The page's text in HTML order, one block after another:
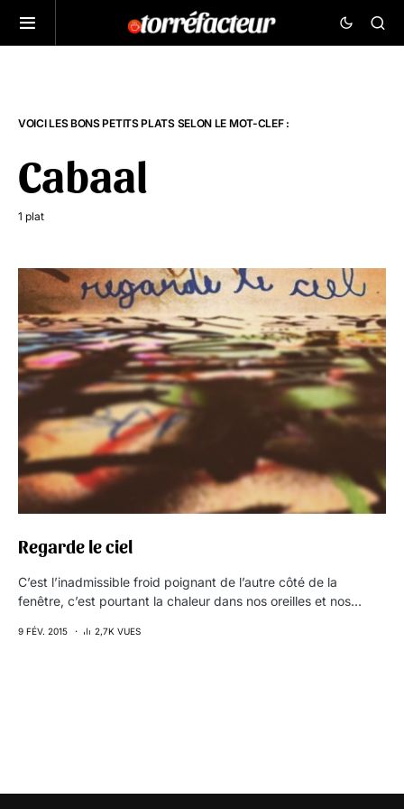
VOICI LES BONS PETITS PLATS SELON LE MOT-CLEF :
Cabaal
1 plat
Regarde le ciel
C’est l’inadmissible froid poignant de l’autre côté de la
fenêtre, c’est pourtant la chaleur dans nos oreilles et nos…
9 FÉV. 2015 2,7K VUES